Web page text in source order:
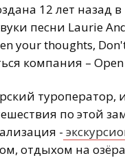
12 лет назад
песни Laurie
your thoughts,
компания –
по этой
-
отдыхом на